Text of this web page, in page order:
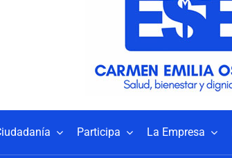
Participa La Empresa